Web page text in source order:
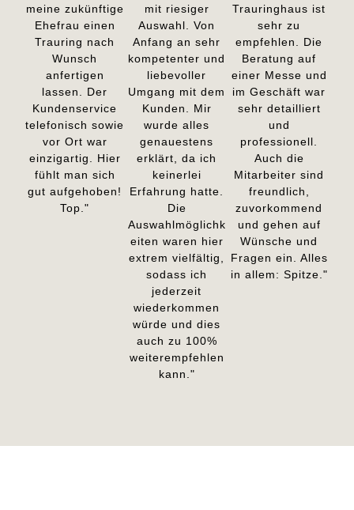
meine zukünftige
Ehefrau einen
Trauring nach
Wunsch
anfertigen
lassen. Der
Kundenservice
telefonisch sowie
vor Ort war
einzigartig. Hier
fühlt man sich
gut aufgehoben!
Top."
mit riesiger
Auswahl. Von
Anfang an sehr
kompetenter und
liebevoller
Umgang mit dem
Kunden. Mir
wurde alles
genauestens
erklärt, da ich
keinerlei
Erfahrung hatte.
Die
Auswahlmöglichk
eiten waren hier
extrem vielfältig,
sodass ich
jederzeit
wiederkommen
würde und dies
auch zu 100%
weiterempfehlen
kann."
Trauringhaus ist
sehr zu
empfehlen. Die
Beratung auf
einer Messe und
im Geschäft war
sehr detailliert
und
professionell.
Auch die
Mitarbeiter sind
freundlich,
zuvorkommend
und gehen auf
Wünsche und
Fragen ein. Alles
in allem: Spitze."